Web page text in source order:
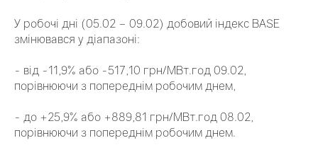
У робочі дні (05.02 – 09.02) добовий індекс BASE
змінювався у діапазоні:
- від -11,9% або -517,10 грн/МВт.год 09.02,
порівнюючи з попереднім робочим днем,
- до +25,9% або +889,81 грн/МВт.год 08.02,
порівнюючи з попереднім робочим днем.